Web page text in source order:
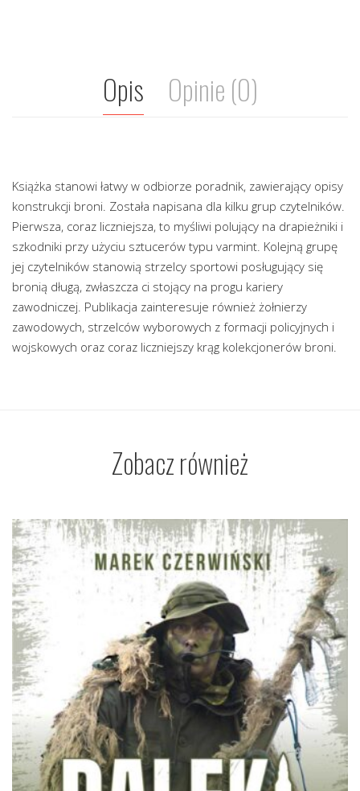
Opis Opinie (0)
Książka stanowi łatwy w odbiorze poradnik, zawierający opisy
konstrukcji broni. Została napisana dla kilku grup czytelników.
Pierwsza, coraz liczniejsza, to myśliwi polujący na drapieżniki i
szkodniki przy użyciu sztucerów typu varmint. Kolejną grupę
jej czytelników stanowią strzelcy sportowi posługujący się
bronią długą, zwłaszcza ci stojący na progu kariery
zawodniczej. Publikacja zainteresuje również żołnierzy
zawodowych, strzelców wyborowych z formacji policyjnych i
wojskowych oraz coraz liczniejszy krąg kolekcjonerów broni.
Zobacz również